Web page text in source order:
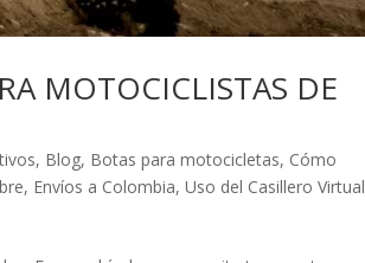
MOTOCICLISTAS DE
, Blog, Botas para motocicletas, Cómo
, Envíos a Colombia,Uso del Casillero Virtual